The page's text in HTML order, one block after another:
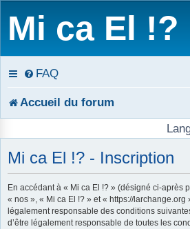
Mi ca El !?
FAQ
Accueil du forum
Mi ca El !? - Inscription
En accédant à « Mi ca El !? » (désigné ci-après
« nos », « Mi ca El !? » et « https://larchange.org
légalement responsable des conditions
d’être légalement responsable de toutes les